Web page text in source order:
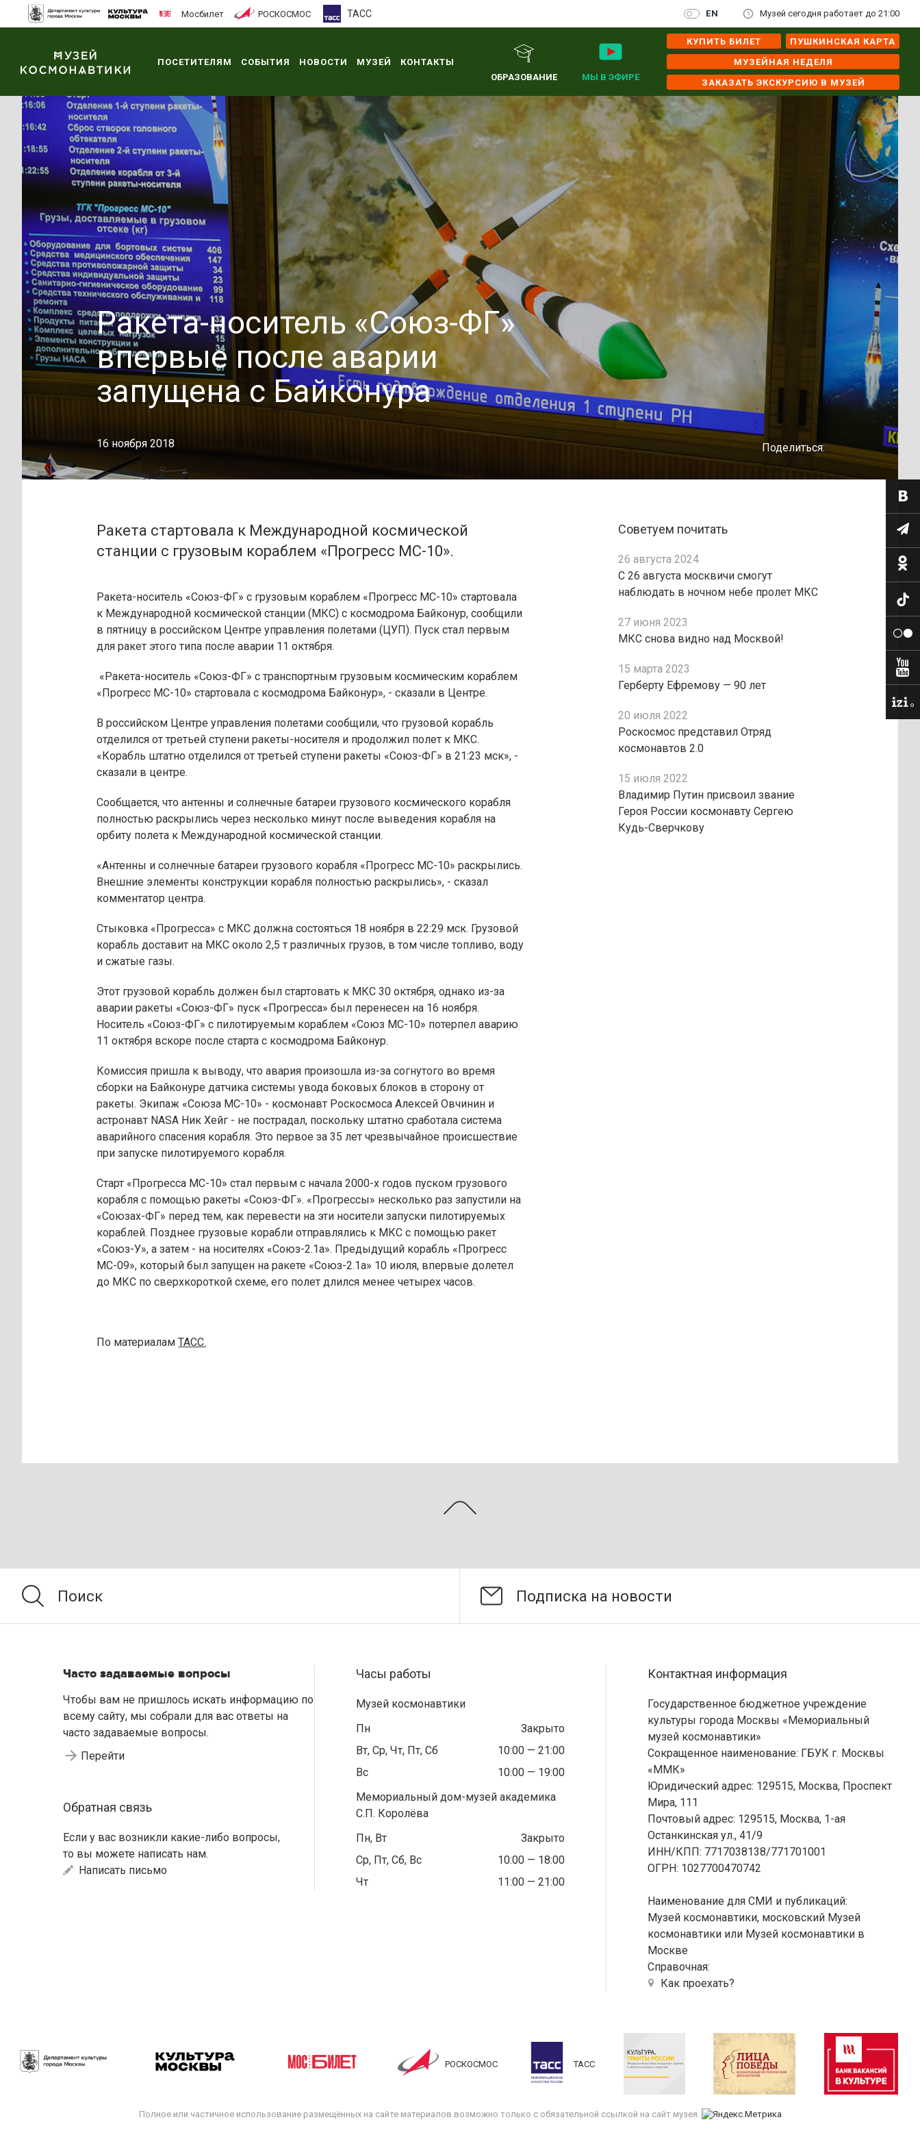
Мосбилет РОСКОСМОС ТАСС EN Музей сегодня работает до 21:00
ПОСЕТИТЕЛЯМ СОБЫТИЯ НОВОСТИ МУЗЕЙ
КОНТАКТЫ
ОБРАЗОВАНИЕ
МЫ В ЭФИРЕ
КУПИТЬ БИЛЕТ
ПУШКИНСКАЯ КАРТА
МУЗЕЙНАЯ НЕДЕЛЯ
ЗАКАЗАТЬ ЭКСКУРСИЮ В МУЗЕЙ
Ракета-носитель «Союз-ФГ»
впервые после аварии
запущена с Байконура
16 ноября 2018 Поделиться:
Ракета стартовала к Международной космической
станции с грузовым кораблем «Прогресс МС-10».
Ракета-носитель «Союз-ФГ» с грузовым кораблем «Прогресс МС-10» стартовала
к Международной космической станции (МКС) с космодрома Байконур, сообщили
в пятницу в российском Центре управления полетами (ЦУП). Пуск стал первым
для ракет этого типа после аварии 11 октября.
«Ракета-носитель «Союз-ФГ» с транспортным грузовым космическим кораблем
«Прогресс МС-10» стартовала с космодрома Байконур», - сказали в Центре.
В российском Центре управления полетами сообщили, что грузовой корабль
отделился от третьей ступени ракеты-носителя и продолжил полет к МКС.
«Корабль штатно отделился от третьей ступени ракеты «Союз-ФГ» в 21:23 мск», -
сказали в центре.
Сообщается, что антенны и солнечные батареи грузового космического корабля
полностью раскрылись через несколько минут после выведения корабля на
орбиту полета к Международной космической станции.
«Антенны и солнечные батареи грузового корабля «Прогресс МС-10» раскрылись.
Внешние элементы конструкции корабля полностью раскрылись», - сказал
комментатор центра.
Стыковка «Прогресса» с МКС должна состояться 18 ноября в 22:29 мск. Грузовой
корабль доставит на МКС около 2,5 т различных грузов, в том числе топливо, воду
и сжатые газы.
Этот грузовой корабль должен был стартовать к МКС 30 октября, однако из-за
аварии ракеты «Союз-ФГ» пуск «Прогресса» был перенесен на 16 ноября.
Носитель «Союз-ФГ» с пилотируемым кораблем «Союз МС-10» потерпел аварию
11 октября вскоре после старта с космодрома Байконур.
Комиссия пришла к выводу, что авария произошла из-за согнутого во время
сборки на Байконуре датчика системы увода боковых блоков в сторону от
ракеты. Экипаж «Союза МС-10» - космонавт Роскосмоса Алексей Овчинин и
астронавт NASA Ник Хейг - не пострадал, поскольку штатно сработала система
аварийного спасения корабля. Это первое за 35 лет чрезвычайное происшествие
при запуске пилотируемого корабля.
Старт «Прогресса МС-10» стал первым с начала 2000-х годов пуском грузового
корабля с помощью ракеты «Союз-ФГ». «Прогрессы» несколько раз запустили на
«Союзах-ФГ» перед тем, как перевести на эти носители запуски пилотируемых
кораблей. Позднее грузовые корабли отправлялись к МКС с помощью ракет
«Союз-У», а затем - на носителях «Союз-2.1а». Предыдущий корабль «Прогресс
МС-09», который был запущен на ракете «Союз-2.1а» 10 июля, впервые долетел
до МКС по сверхкороткой схеме, его полет длился менее четырех часов.
По материаламТАСС.
Советуем почитать
26 августа 2024
С 26 августа москвичи смогут
наблюдать в ночном небе пролет МКС
27 июня 2023
МКС снова видно над Москвой!
15 марта 2023
Герберту Ефремову — 90 лет
20 июля 2022
Роскосмос представил Отряд
космонавтов 2.0
15 июля 2022
Владимир Путин присвоил звание
Героя России космонавту Сергею
Кудь-Сверчкову
Часто задаваемые вопросы
Чтобы вам не пришлось искать информацию по
всему сайту, мы собрали для вас ответы на
часто задаваемые вопросы.
Перейти
Обратная связь
Если у вас возникли какие-либо вопросы,
то вы можете написать нам.
Написать письмо
Часы работы
Музей космонавтики
Пн
Закрыто
Вт, Ср, Чт, Пт, Сб
10:00 — 21:00
Вс
10:00 — 19:00
Мемориальный дом-музей академика
С.П. Королёва
Пн, Вт
Закрыто
Ср, Пт, Сб, Вс
10:00 — 18:00
Чт
11:00 — 21:00
Контактная информация
Государственное бюджетное учреждение
культуры города Москвы «Мемориальный
музей космонавтики»
Сокращенное наименование: ГБУК г. Москвы
«ММК»
Юридический адрес: 129515, Москва, Проспект
Мира, 111
Почтовый адрес: 129515, Москва, 1-ая
Останкинская ул., 41/9
ИНН/КПП: 7717038138/771701001
ОГРН: 1027700470742
Наименование для СМИ и публикаций:
Музей космонавтики, московский Музей
космонавтики или Музей космонавтики в
Москве
Справочная:
Как проехать?
РОСКОСМОС ТАСС
Полное или частичное использование размещённых на сайте материалов возможно только с обязательной ссылкой на сайт музея.